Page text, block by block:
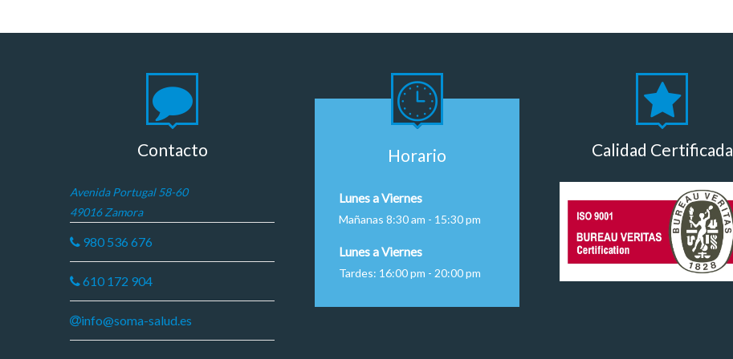
Contacto
Avenida Portugal 58-60
49016 Zamora
980 536 676
610 172 904
info@soma-salud.es
Horario
Lunes a Viernes
Mañanas 8:30 am - 15:30 pm
Lunes a Viernes
Tardes: 16:00 pm - 20:00 pm
Calidad Certificada